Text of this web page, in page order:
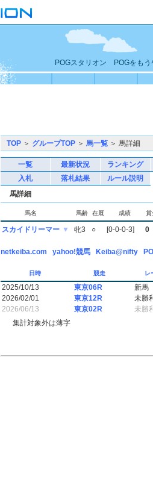
POGスタリオン POGをもう
TOP ＞ グループTOP ＞ 馬一覧 ＞ 馬詳細
一覧 最新状況
ランキング
入札
落札結果
ルール説明
馬詳細
馬名 馬齢 在厩 成績 賞
スカイドリーマー ▼ 牝3 ○ [0-0-0-3] 0
netkeiba.com yahoo!競馬 Keiba@nifty
日時 競走 レ
2025/10/13 東京06R
新馬
2026/02/01
東京12R
未勝
2026/06/13
東京02R
未勝
集計対象外は薄字